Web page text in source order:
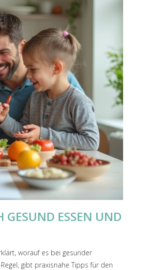
GESUND ESSEN UND
worauf es bei gesunder
gibt praxisnahe Tipps für den